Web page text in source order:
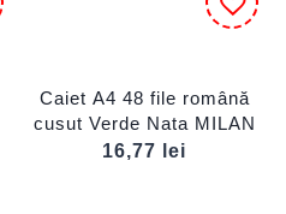
Caiet A4 48 file română
cusut Verde Nata MILAN
16,77
lei